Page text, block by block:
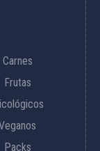
Carnes
Frutas
Packs